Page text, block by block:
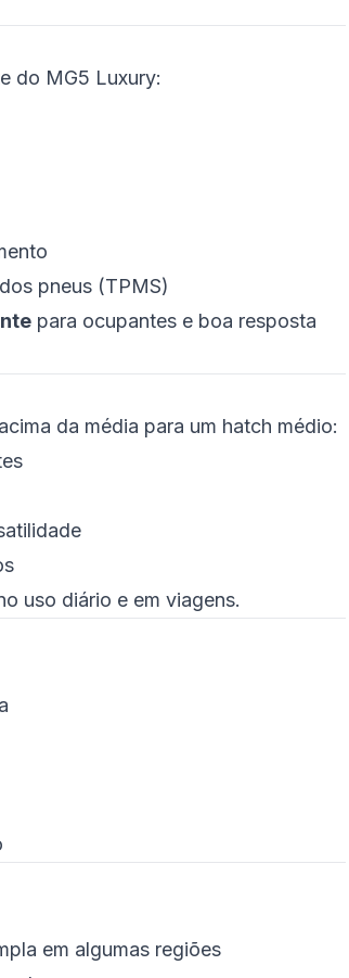
do MG5 Luxury:
pneus (TPMS)
para ocupantes e boa resposta
da média para um hatch médio:
uso diário e em viagens.
em algumas regiões